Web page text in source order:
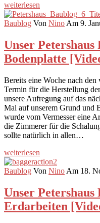
weiterlesen
Baublog Von NinoAm 9.
Unser Petershaus
Bodenplatte
Bereits eine Woche nach
Termin für die Herstellung
unsere Aufregung auf das
Mal auf unserem Grund und
wurde vom Vermesser eine
die Zimmerer für die
sollte natürlich in allen…
weiterlesen
Baublog Von Nino Am 18.
Unser Petershaus
Erdarbeiten